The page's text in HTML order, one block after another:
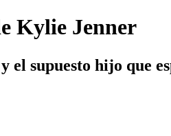
Kylie Jenner
supuesto hijo que